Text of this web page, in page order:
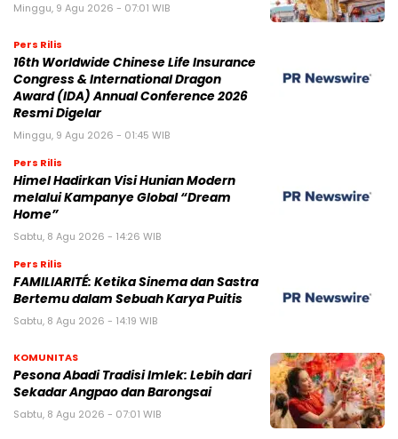
Minggu, 9 Agu 2026 - 07:01 WIB
Pers Rilis
16th Worldwide Chinese Life Insurance
Congress & International Dragon
Award (IDA) Annual Conference 2026
Resmi Digelar
Minggu, 9 Agu 2026 - 01:45 WIB
Pers Rilis
Himel Hadirkan Visi Hunian Modern
melalui Kampanye Global “Dream
Home”
Sabtu, 8 Agu 2026 - 14:26 WIB
Pers Rilis
FAMILIARITÉ: Ketika Sinema dan Sastra
Bertemu dalam Sebuah Karya Puitis
Sabtu, 8 Agu 2026 - 14:19 WIB
KOMUNITAS
Pesona Abadi Tradisi Imlek: Lebih dari
Sekadar Angpao dan Barongsai
Sabtu, 8 Agu 2026 - 07:01 WIB